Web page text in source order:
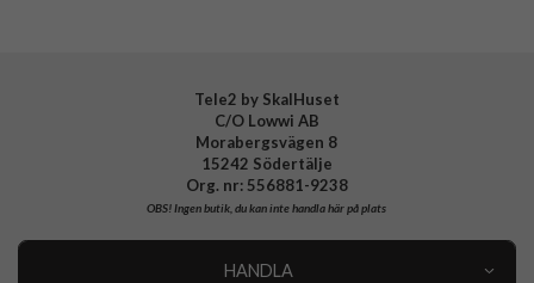
Tele2 by SkalHuset
C/O Lowwi AB
Morabergsvägen 8
15242 Södertälje
Org. nr: 556881-9238
OBS!Ingen butik, du kan inte handla här på plats
HANDLA